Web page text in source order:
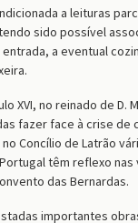
a leituras
sido possível
a eventual
XVI, no reinado de
fazer face à crise de
Concílio de Latrão
têm reflexo
das Bernardas.
importantes